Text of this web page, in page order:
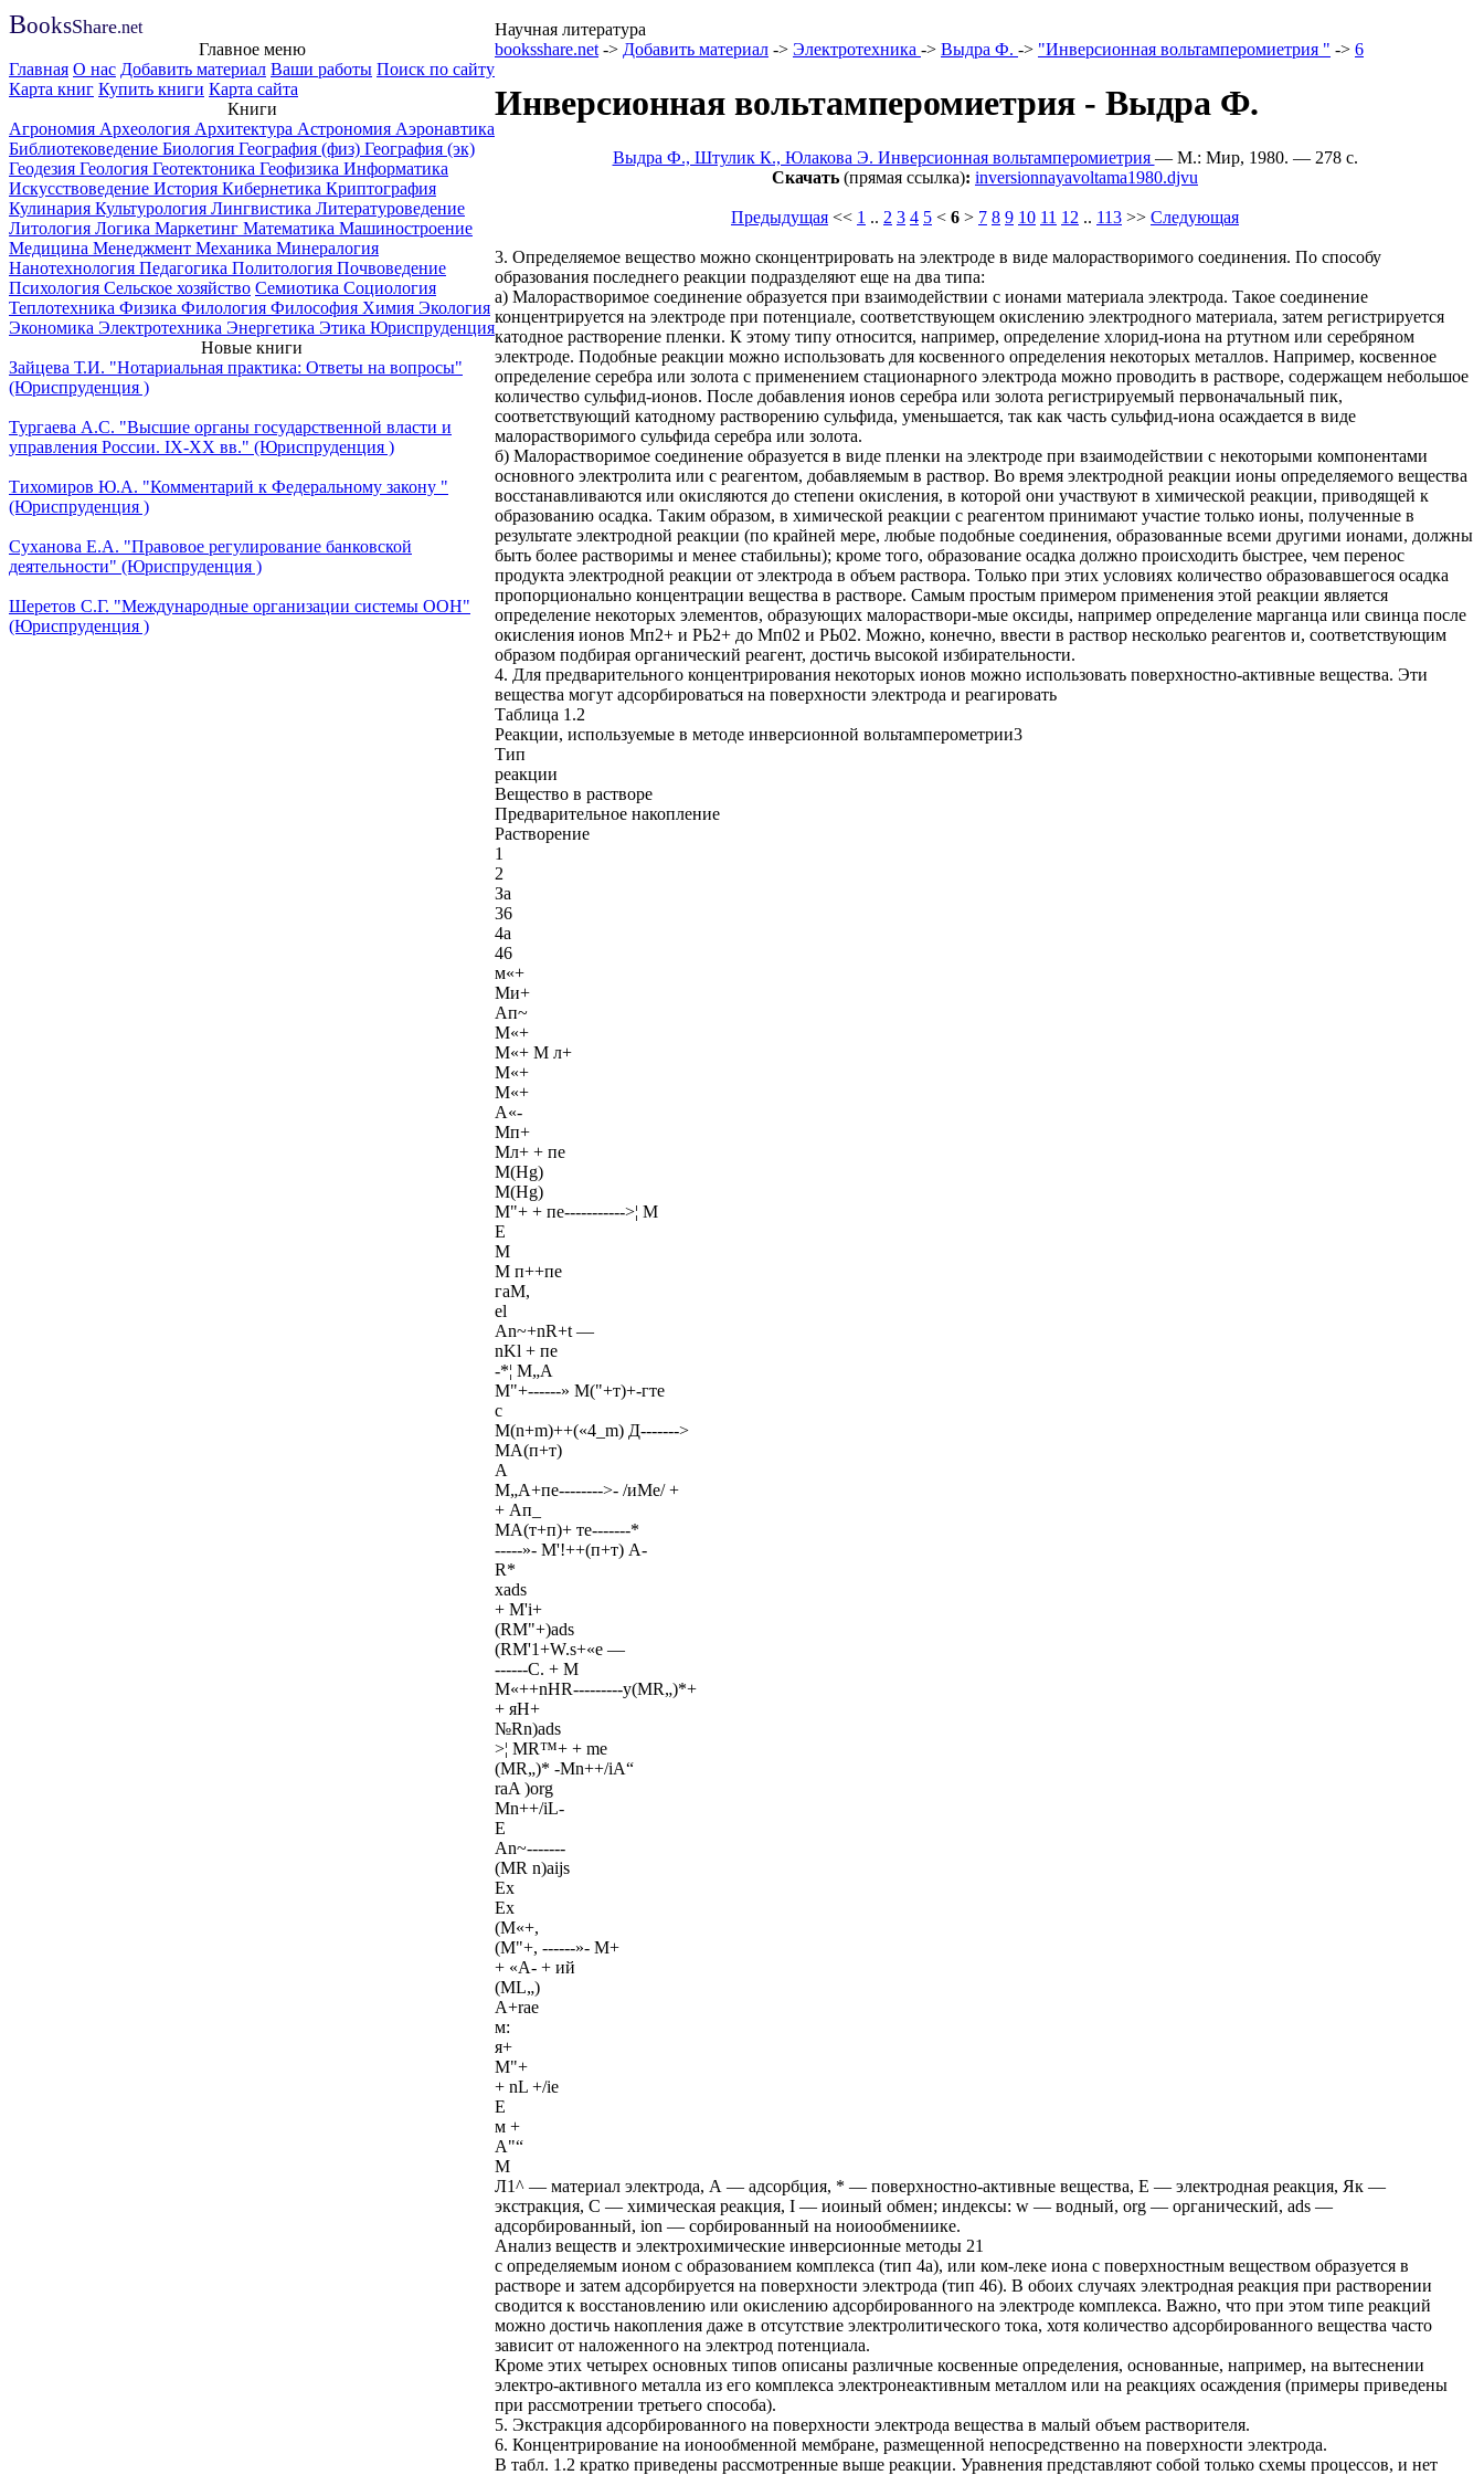
BooksShare.net
Научная литература
Главное меню
Главная О нас Добавить материал Ваши работы Поиск по сайту
Карта книг Купить книги Карта сайта
Книги
Агрономия Археология Архитектура Астрономия Аэронавтика
Библиотековедение Биология География (физ) География (эк)
Геодезия Геология Геотектоника Геофизика Информатика
Искусствоведение История Кибернетика Криптография
Кулинария Культурология Лингвистика Литературоведение
Литология Логика Маркетинг Математика Машиностроение
Медицина Менеджмент Механика Минералогия
Нанотехнология Педагогика Политология Почвоведение
Психология Сельское хозяйство Семиотика Социология
Теплотехника Физика Филология Философия Химия Экология
Экономика Электротехника Энергетика Этика Юриспруденция
Новые книги
Зайцева Т.И. "Нотариальная практика: Ответы на вопросы"
(Юриспруденция )
Тургаева А.С. "Высшие органы государственной власти и
управления России. IХ-ХХ вв." (Юриспруденция )
Тихомиров Ю.А. "Комментарий к Федеральному закону "
(Юриспруденция )
Суханова Е.А. "Правовое регулирование банковской
деятельности" (Юриспруденция )
Шеретов С.Г. "Международные организации системы ООН"
(Юриспруденция )
booksshare.net -> Добавить материал -> Электротехника -> Выдра Ф. -> "Инверсионная вольтамперомиетрия " -> 6
Инверсионная вольтамперомиетрия - Выдра Ф.
Выдра Ф., Штулик К., Юлакова Э. Инверсионная вольтамперомиетрия — М.: Мир, 1980. — 278 c.
Скачать (прямая ссылка): inversionnayavoltama1980.djvu
Предыдущая << 1 .. 2 3 4 5 < 6 > 7 8 9 10 11 12 .. 113 >> Следующая
3. Определяемое вещество можно сконцентрировать на электроде в виде малорастворимого соединения. По способу
образования последнего реакции подразделяют еще на два типа:
а) Малорастворимое соединение образуется при взаимодействии с ионами материала электрода. Такое соединение
концентрируется на электроде при потенциале, соответствующем окислению электродного материала, затем регистрируется
катодное растворение пленки. К этому типу относится, например, определение хлорид-иона на ртутном или серебряном
электроде. Подобные реакции можно использовать для косвенного определения некоторых металлов. Например, косвенное
определение серебра или золота с применением стационарного электрода можно проводить в растворе, содержащем небольшое
количество сульфид-ионов. После добавления ионов серебра или золота регистрируемый первоначальный пик,
соответствующий катодному растворению сульфида, уменьшается, так как часть сульфид-иона осаждается в виде
малорастворимого сульфида серебра или золота.
б) Малорастворимое соединение образуется в виде пленки на электроде при взаимодействии с некоторыми компонентами
основного электролита или с реагентом, добавляемым в раствор. Во время электродной реакции ионы определяемого вещества
восстанавливаются или окисляются до степени окисления, в которой они участвуют в химической реакции, приводящей к
образованию осадка. Таким образом, в химической реакции с реагентом принимают участие только ионы, полученные в
результате электродной реакции (по крайней мере, любые подобные соединения, образованные всеми другими ионами, должны
быть более растворимы и менее стабильны); кроме того, образование осадка должно происходить быстрее, чем перенос
продукта электродной реакции от электрода в объем раствора. Только при этих условиях количество образовавшегося осадка
пропорционально концентрации вещества в растворе. Самым простым примером применения этой реакции является
определение некоторых элементов, образующих малораствори-мые оксиды, например определение марганца или свинца после
окисления ионов Мп2+ и РЬ2+ до Мп02 и РЬ02. Можно, конечно, ввести в раствор несколько реагентов и, соответствующим
образом подбирая органический реагент, достичь высокой избирательности.
4. Для предварительного концентрирования некоторых ионов можно использовать поверхностно-активные вещества. Эти
вещества могут адсорбироваться на поверхности электрода и реагировать
Таблица 1.2
Реакции, используемые в методе инверсионной вольтамперометрии3
Тип
реакции
Вещество в растворе
Предварительное накопление
Растворение
1
2
За
36
4а
46
м«+
Ми+
Ап~
М«+
М«+ М л+
М«+
М«+
А«-
Мп+
Мл+ + пе
M(Hg)
M(Hg)
М"+ + пе----------->¦ М
Е
М
М п++пе
гаМ,
el
An~+nR+t —
nKl + пе
-*¦ М„А
М"+------» М("+т)+-гте
с
M(n+m)++(«4_m) Д------->
МА(п+т)
А
М„А+пе-------->- /иМе/ +
+ Ап_
МА(т+п)+ те-------*
-----»- М'!++(п+т) А-
R*
xads
+ M'i+
(RM"+)ads
(RM'1+W.s+«e —
------С. + M
M«++nHR---------y(MR„)*+
+ яН+
№Rn)ads
>¦ MR™+ + me
(MR„)* -Mn++/iA“
raA )org
Mn++/iL-
E
An~-------
(MR n)aijs
Ex
Ex
(M«+,
(M"+, ------»- M+
+ «А- + ий
(ML„)
A+rae
м:
я+
М"+
+ nL +/ie
Е
м +
A"“
М
Л1^ — материал электрода, А — адсорбция, * — поверхностно-активные вещества, Е — электродная реакция, Як —
экстракция, С — химическая реакция, I — иоиный обмен; индексы: w — водный, org — органический, ads —
адсорбированный, ion — сорбированный на ноиообмениике.
Анализ веществ и электрохимические инверсионные методы 21
с определяемым ионом с образованием комплекса (тип 4а), или ком-леке иона с поверхностным веществом образуется в
растворе и затем адсорбируется на поверхности электрода (тип 46). В обоих случаях электродная реакция при растворении
сводится к восстановлению или окислению адсорбированного на электроде комплекса. Важно, что при этом типе реакций
можно достичь накопления даже в отсутствие электролитического тока, хотя количество адсорбированного вещества часто
зависит от наложенного на электрод потенциала.
Кроме этих четырех основных типов описаны различные косвенные определения, основанные, например, на вытеснении
электро-активного металла из его комплекса электронеактивным металлом или на реакциях осаждения (примеры приведены
при рассмотрении третьего способа).
5. Экстракция адсорбированного на поверхности электрода вещества в малый объем растворителя.
6. Концентрирование на ионообменной мембране, размещенной непосредственно на поверхности электрода.
В табл. 1.2 кратко приведены рассмотренные выше реакции. Уравнения представляют собой только схемы процессов, и нет